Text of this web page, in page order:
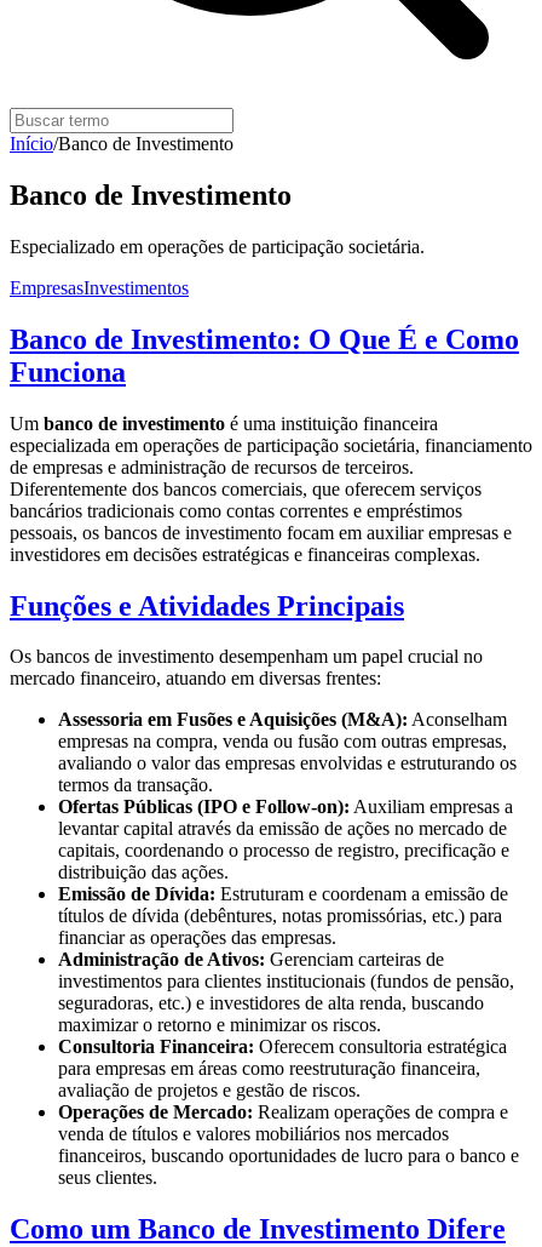
Início/Banco de Investimento
Banco de Investimento
Especializado em operações de participação societária.
EmpresasInvestimentos
Banco de Investimento: O Que É e Como
Funciona
Um banco de investimento é uma instituição financeira
especializada em operações de participação societária, financiamento
de empresas e administração de recursos de terceiros.
Diferentemente dos bancos comerciais, que oferecem serviços
bancários tradicionais como contas correntes e empréstimos
pessoais, os bancos de investimento focam em auxiliar empresas e
investidores em decisões estratégicas e financeiras complexas.
Funções e Atividades Principais
Os bancos de investimento desempenham um papel crucial no
mercado financeiro, atuando em diversas frentes:
Assessoria em Fusões e Aquisições (M&A): Aconselham
empresas na compra, venda ou fusão com outras empresas,
avaliando o valor das empresas envolvidas e estruturando os
termos da transação.
Ofertas Públicas (IPO e Follow-on): Auxiliam empresas a
levantar capital através da emissão de ações no mercado de
capitais, coordenando o processo de registro, precificação e
distribuição das ações.
Emissão de Dívida: Estruturam e coordenam a emissão de
títulos de dívida (debêntures, notas promissórias, etc.) para
financiar as operações das empresas.
Administração de Ativos: Gerenciam carteiras de
investimentos para clientes institucionais (fundos de pensão,
seguradoras, etc.) e investidores de alta renda, buscando
maximizar o retorno e minimizar os riscos.
Consultoria Financeira: Oferecem consultoria estratégica
para empresas em áreas como reestruturação financeira,
avaliação de projetos e gestão de riscos.
Operações de Mercado: Realizam operações de compra e
venda de títulos e valores mobiliários nos mercados
financeiros, buscando oportunidades de lucro para o banco e
seus clientes.
Como um Banco de Investimento Difere